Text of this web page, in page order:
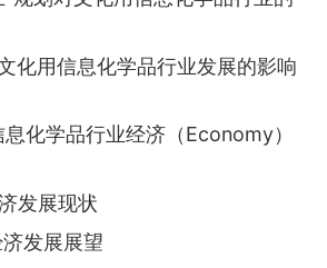
化用信息化学品行业发展的影响
化学品行业经济（Economy）
发展现状
发展展望